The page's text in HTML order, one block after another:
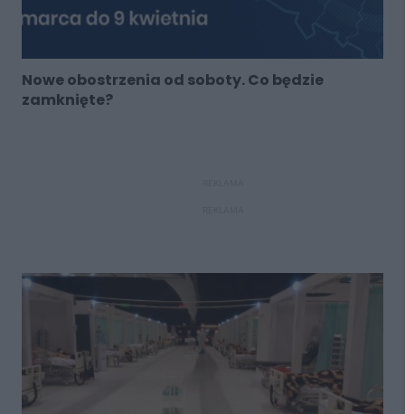
Nowe obostrzenia od soboty. Co będzie
zamknięte?